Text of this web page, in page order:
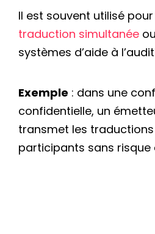
Il est souvent utilisé
traduction simultanée
systèmes d’aide à
Exemple : dans une
confidentielle, un
transmet les
participants sans risque